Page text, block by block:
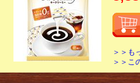
＞＞も
＞＞こ